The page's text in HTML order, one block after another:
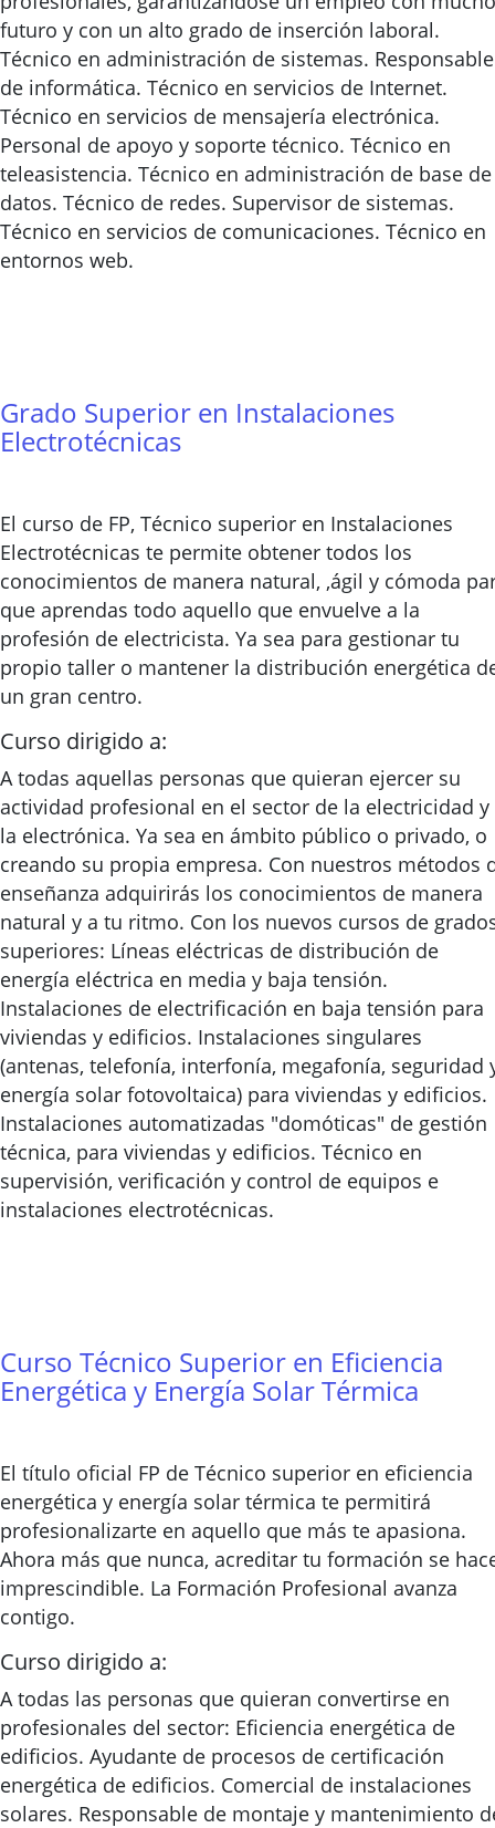
futuro y con un alto grado de inserción laboral.
Técnico en administración de sistemas. Responsable
de informática. Técnico en servicios de Internet.
Técnico en servicios de mensajería electrónica.
Personal de apoyo y soporte técnico. Técnico en
teleasistencia. Técnico en administración de base de
datos. Técnico de redes. Supervisor de sistemas.
Técnico en servicios de comunicaciones. Técnico en
entornos web.
Grado Superior en Instalaciones
Electrotécnicas
El curso de FP, Técnico superior en Instalaciones
Electrotécnicas te permite obtener todos los
conocimientos de manera natural, ,ágil y cómoda
que aprendas todo aquello que envuelve a la
profesión de electricista. Ya sea para gestionar tu
propio taller o mantener la distribución energética
un gran centro.
Curso dirigido a:
A todas aquellas personas que quieran ejercer su
actividad profesional en el sector de la electricidad y
la electrónica. Ya sea en ámbito público o privado, o
creando su propia empresa. Con nuestros métodos
enseñanza adquirirás los conocimientos de manera
natural y a tu ritmo. Con los nuevos cursos de
superiores: Líneas eléctricas de distribución de
energía eléctrica en media y baja tensión.
Instalaciones de electrificación en baja tensión para
viviendas y edificios. Instalaciones singulares
(antenas, telefonía, interfonía, megafonía, seguridad
energía solar fotovoltaica) para viviendas y edificios.
Instalaciones automatizadas "domóticas" de gestión
técnica, para viviendas y edificios. Técnico en
supervisión, verificación y control de equipos e
instalaciones electrotécnicas.
Curso Técnico Superior en Eficiencia
Energética y Energía Solar Térmica
El título oficial FP de Técnico superior en eficiencia
energética y energía solar térmica te permitirá
profesionalizarte en aquello que más te apasiona.
Ahora más que nunca, acreditar tu formación se
imprescindible. La Formación Profesional avanza
contigo.
Curso dirigido a:
A todas las personas que quieran convertirse en
profesionales del sector: Eficiencia energética de
edificios. Ayudante de procesos de certificación
energética de edificios. Comercial de instalaciones
solares. Responsable de montaje y mantenimiento